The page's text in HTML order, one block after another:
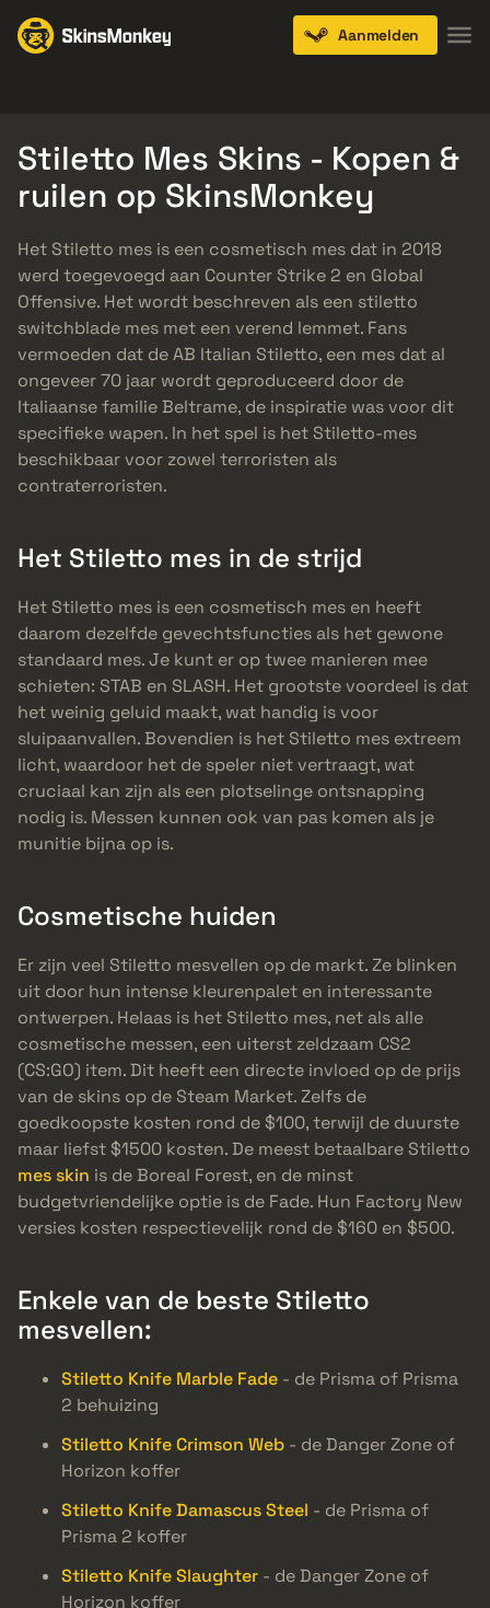
Aanmelden
Stiletto Mes Skins - Kopen &
ruilen op SkinsMonkey
Het Stiletto mes is een cosmetisch mes dat in 2018
werd toegevoegd aan Counter Strike 2 en Global
Offensive. Het wordt beschreven als een stiletto
switchblade mes met een verend lemmet. Fans
vermoeden dat de AB Italian Stiletto, een mes dat al
ongeveer 70 jaar wordt geproduceerd door de
Italiaanse familie Beltrame, de inspiratie was voor dit
specifieke wapen. In het spel is het Stiletto-mes
beschikbaar voor zowel terroristen als
contraterroristen.
Het Stiletto mes in de strijd
Het Stiletto mes is een cosmetisch mes en heeft
daarom dezelfde gevechtsfuncties als het gewone
standaard mes. Je kunt er op twee manieren mee
schieten: STAB en SLASH. Het grootste voordeel is dat
het weinig geluid maakt, wat handig is voor
sluipaanvallen. Bovendien is het Stiletto mes extreem
licht, waardoor het de speler niet vertraagt, wat
cruciaal kan zijn als een plotselinge ontsnapping
nodig is. Messen kunnen ook van pas komen als je
munitie bijna op is.
Cosmetische huiden
Er zijn veel Stiletto mesvellen op de markt. Ze blinken
uit door hun intense kleurenpalet en interessante
ontwerpen. Helaas is het Stiletto mes, net als alle
cosmetische messen, een uiterst zeldzaam CS2
(CS:GO) item. Dit heeft een directe invloed op de prijs
van de skins op de Steam Market. Zelfs de
goedkoopste kosten rond de $100, terwijl de duurste
maar liefst $1500 kosten. De meest betaalbare Stiletto
mes skin is de Boreal Forest, en de minst
budgetvriendelijke optie is de Fade. Hun Factory New
versies kosten respectievelijk rond de $160 en $500.
Enkele van de beste Stiletto
mesvellen:
Stiletto Knife Marble Fade - de Prisma of Prisma
2 behuizing
Stiletto Knife Crimson Web - de Danger Zone of
Horizon koffer
Stiletto Knife Damascus Steel - de Prisma of
Prisma 2 koffer
Stiletto Knife Slaughter - de Danger Zone of
Horizon koffer